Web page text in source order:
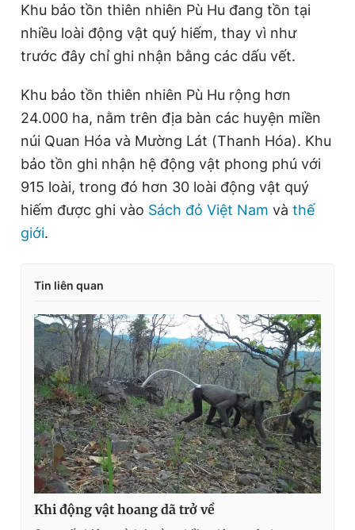
Khu bảo tồn thiên nhiên Pù Hu đang tồn tại
nhiều loài động vật quý hiếm, thay vì như
trước đây chỉ ghi nhận bằng các dấu vết.
Khu bảo tồn thiên nhiên Pù Hu rộng hơn
24.000 ha, nằm trên địa bàn các huyện miền
núi Quan Hóa và Mường Lát (Thanh Hóa). Khu
bảo tồn ghi nhận hệ động vật phong phú với
915 loài, trong đó hơn 30 loài động vật quý
hiếm được ghi vào Sách đỏ Việt Nam và thế
giới.
Tin liên quan
Khi động vật hoang dã trở về